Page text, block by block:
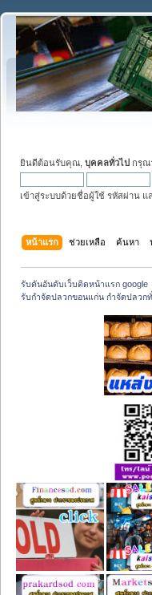
ยินดีต้อนรับคุณ, บุคคลทั่วไป กรุณ
เข้าสู่ระบบด้วยชื่อผู้ใช้ รหัสผ่าน แ
หน้าแรก ช่วยเหลือ ค้นหา
รับดันอันดับเว็บติดหน้าแรก google
รับกำจัดปลวกขอนแก่น กำจัดปลวก